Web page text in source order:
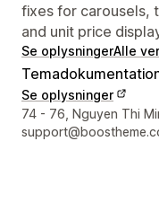
fixes for carousels,
and unit price
Se oplysningerAlle
Se oplysninger
Se
74 - 76, Nguyen Thi